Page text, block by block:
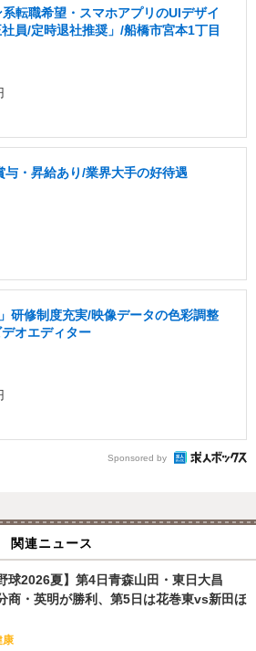
系転職希望・スマホアプリのUIデザイ
員/定時退社推奨」/船橋市宮本1丁目
与・昇給あり/業界大手の好待遇
研修制度充実/映像データの色彩調整
オエディター
Sponsored by
関連ニュース
球2026夏】第4日青森山田・東日大昌
商・英明が勝利、第5日は花巻東vs新田ほ
康